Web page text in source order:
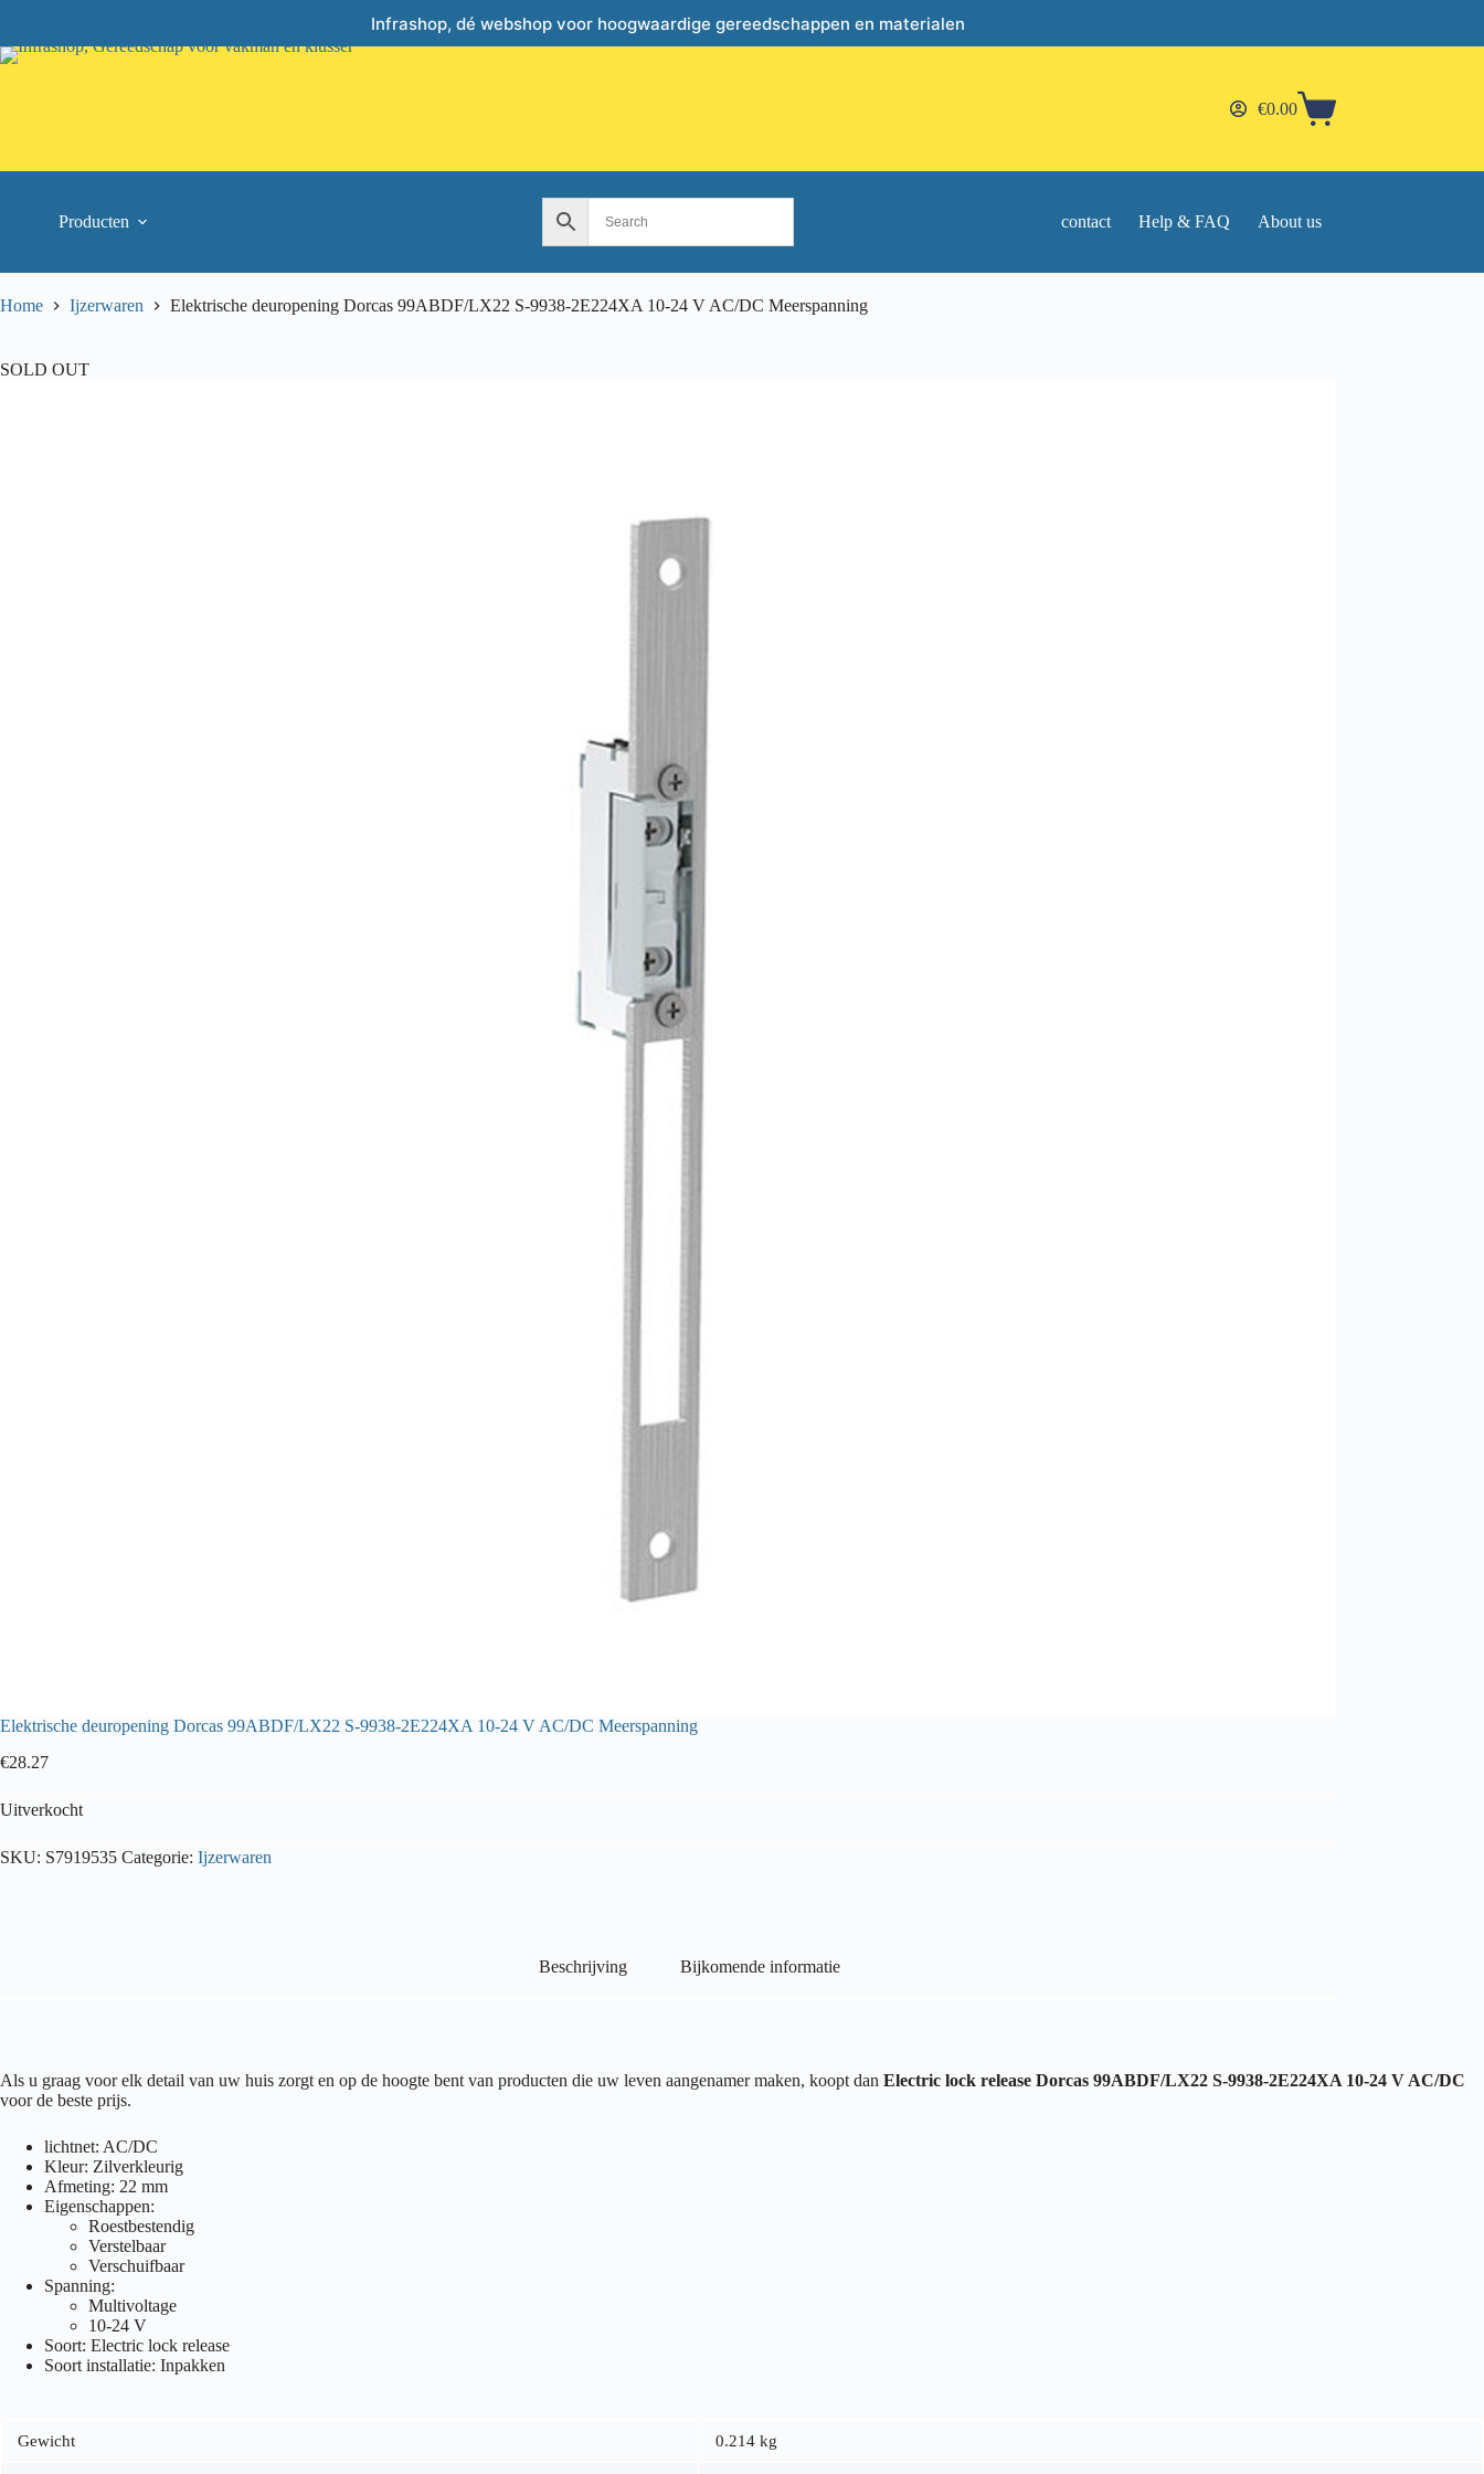
content
Infrashop, dé webshop voor hoogwaardige gereedschappen en materialen
Shopping
€0.00
Producten contact Help & FAQ About us
Home Ijzerwaren Elektrische deuropening Dorcas 99ABDF/LX22 S-9938-2E224XA 10-24 V AC/DC Meerspanning
SOLD OUT
Elektrische deuropening Dorcas 99ABDF/LX22 S-9938-2E224XA 10-24 V AC/DC Meerspanning
€28.27
Uitverkocht
SKU: S7919535 Categorie: Ijzerwaren
Beschrijving Bijkomende informatie
Als u graag voor elk detail van uw huis zorgt en op de hoogte bent van producten die uw leven aangenamer maken, koopt dan Electric lock release Dorcas 99ABDF/LX22 S-9938-2E224XA 10-24 V AC/DC
voor de beste prijs.
lichtnet: AC/DC
Kleur: Zilverkleurig
Afmeting: 22 mm
Eigenschappen:
Roestbestendig
Verstelbaar
Verschuifbaar
Spanning:
Multivoltage
10-24 V
Soort: Electric lock release
Soort installatie: Inpakken
Gewicht 0.214 kg